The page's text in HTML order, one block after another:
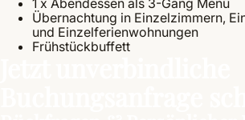
Übernachtung in Einzelzimmern,
und Einzelferienwohnungen
Frühstückbuffett